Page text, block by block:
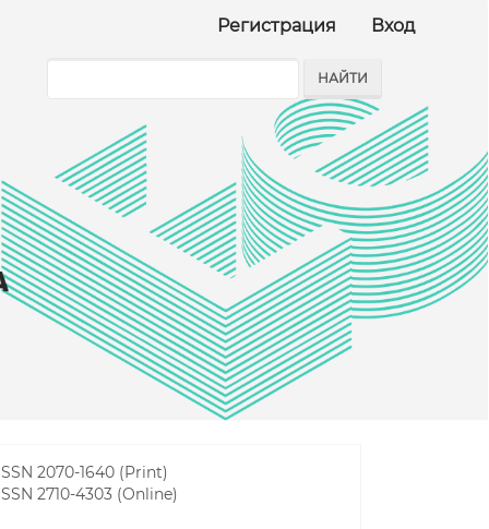
Регистрация Вход
НАЙТИ
2070-1640 (Print)
2710-4303 (Online)